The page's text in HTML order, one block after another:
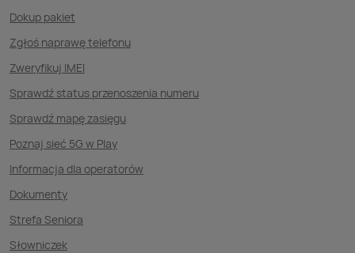
Dokup pakiet
Zgłoś naprawę telefonu
Zweryfikuj IMEI
Sprawdź status przenoszenia numeru
Sprawdź mapę zasięgu
Poznaj sieć 5G w Play
Informacja dla operatorów
Dokumenty
Strefa Seniora
Słowniczek